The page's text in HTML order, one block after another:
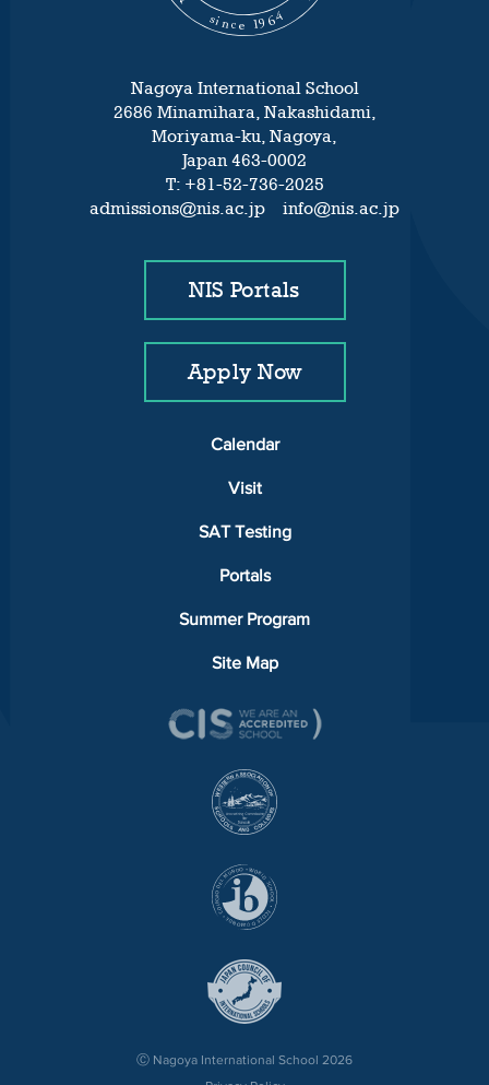
Nagoya International School
2686 Minamihara, Nakashidami,
Moriyama-ku, Nagoya,
Japan 463-0002
T: +81-52-736-2025
admissions@nis.ac.jp info@nis.ac.jp
NIS Portals
Apply Now
Calendar
Visit
SAT Testing
Portals
Summer Program
Site Map
Ⓒ Nagoya International School 2026